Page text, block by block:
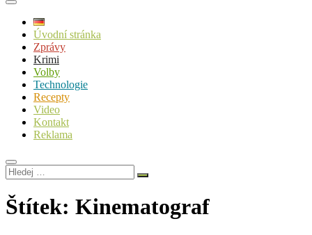
Úvodní stránka
Zprávy
Krimi
Volby
Technologie
Recepty
Video
Kontakt
Reklama
Hledej
…
Štítek: Kinematograf